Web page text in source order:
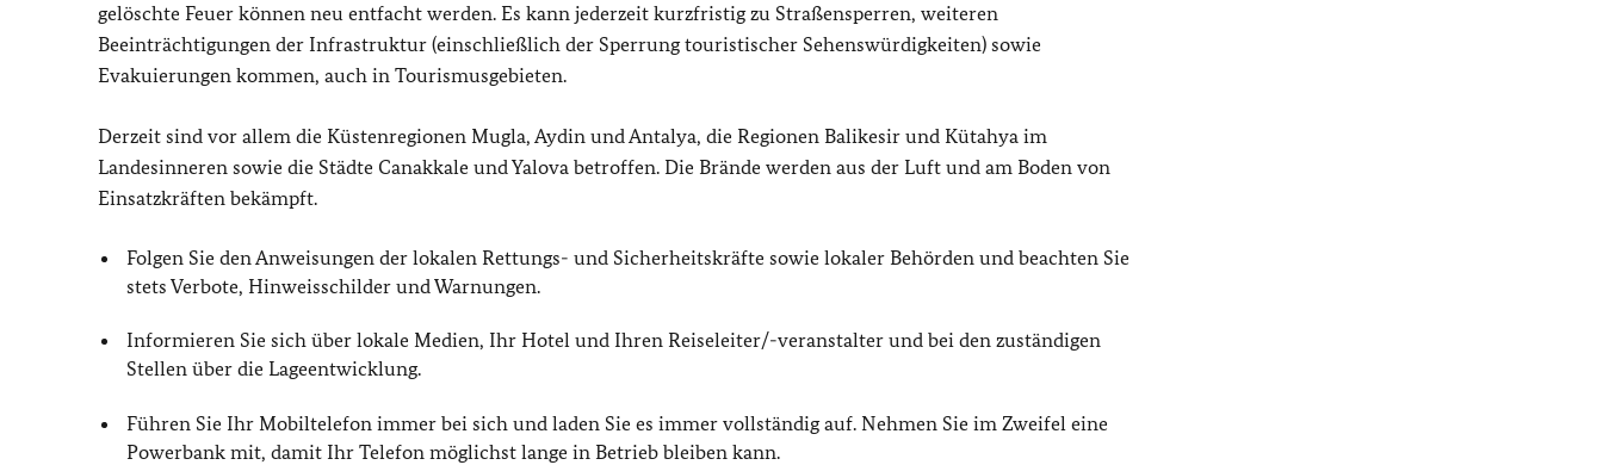
gelöschte Feuer können neu entfacht werden. Es kann jederzeit kurzfristig zu Straßensperren, weiteren
Beeinträchtigungen der Infrastruktur (einschließlich der Sperrung touristischer Sehenswürdigkeiten) sowie
Evakuierungen kommen, auch in Tourismusgebieten.
Derzeit sind vor allem die Küstenregionen Mugla, Aydin und Antalya, die Regionen Balikesir und Kütahya im
Landesinneren sowie die Städte Canakkale und Yalova betroffen. Die Brände werden aus der Luft und am Boden von
Einsatzkräften bekämpft.
Folgen Sie den Anweisungen der lokalen Rettungs- und Sicherheitskräfte sowie lokaler Behörden und beachten Sie
stets Verbote, Hinweisschilder und Warnungen.
Informieren Sie sich über lokale Medien, Ihr Hotel und Ihren Reiseleiter/-veranstalter und bei den zuständigen
Stellen über die Lageentwicklung.
Führen Sie Ihr Mobiltelefon immer bei sich und laden Sie es immer vollständig auf. Nehmen Sie im Zweifel eine
Powerbank mit, damit Ihr Telefon möglichst lange in Betrieb bleiben kann.